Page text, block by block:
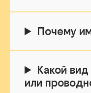
Почему
Какой
или